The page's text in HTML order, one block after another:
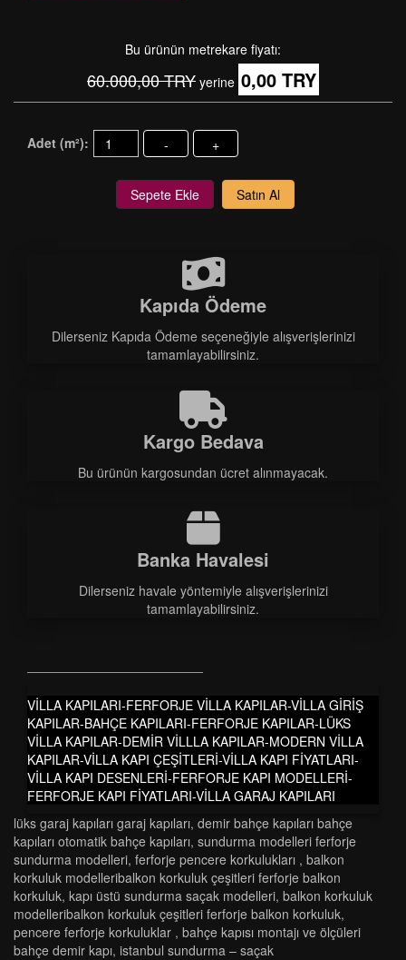
Bu ürünün metrekare fiyatı:
60.000,00 TRY yerine 0,00 TRY
Adet (m²): - +
Sepete Ekle Satın Al
Kapıda Ödeme
Dilerseniz Kapıda Ödeme seçeneğiyle alışverişlerinizi
tamamlayabilirsiniz.
Kargo Bedava
Bu ürünün kargosundan ücret alınmayacak.
Banka Havalesi
Dilerseniz havale yöntemiyle alışverişlerinizi
tamamlayabilirsiniz.
VİLLA KAPILARI-FERFORJE VİLLA KAPILAR-VİLLA GİRİŞ
KAPILAR-BAHÇE KAPILARI-FERFORJE KAPILAR-LÜKS
VİLLA KAPILAR-DEMİR VİLLLA KAPILAR-MODERN VİLLA
KAPILAR-VİLLA KAPI ÇEŞİTLERİ-VİLLA KAPI FİYATLARI-
VİLLA KAPI DESENLERİ-FERFORJE KAPI MODELLERİ-
FERFORJE KAPI FİYATLARI-VİLLA GARAJ KAPILARI
lüks garaj kapilari garaj kapilari, demi̇r bahçe kapilari bahçe
kapilari otomati̇k bahçe kapilari, sundurma modelleri̇ ferforje
sundurma modelleri̇, ferforje pencere korkulukları , balkon
korkuluk modelleri̇balkon korkuluk çeşi̇tleri̇ ferforje balkon
korkuluk, kapı üstü sundurma saçak modelleri, balkon korkuluk
modelleri̇balkon korkuluk çeşi̇tleri̇ ferforje balkon korkuluk,
pencere ferforje korkuluklar , bahçe kapısı montajı ve ölçüleri
bahçe demir kapı, i̇stanbul sundurma – saçak